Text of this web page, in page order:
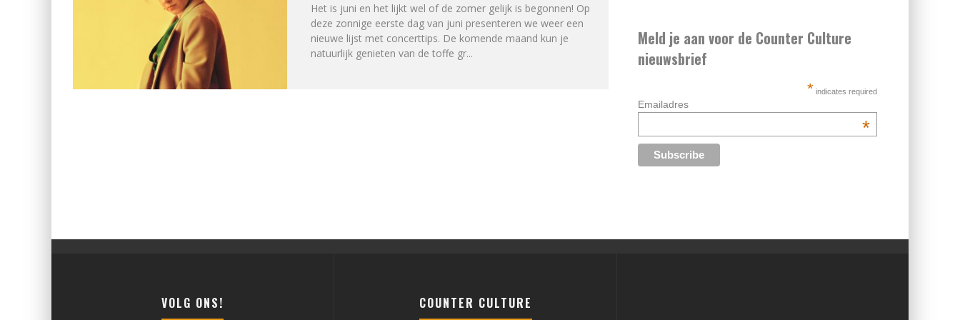
Het is juni en het lijkt wel of de zomer gelijk is begonnen! Op
deze zonnige eerste dag van juni presenteren we weer een
nieuwe lijst met concerttips. De komende maand kun je
natuurlijk genieten van de toffe gr...
Meld je aan voor de Counter Culture
nieuwsbrief
* indicates required
Emailadres
*
VOLG ONS! COUNTER CULTURE